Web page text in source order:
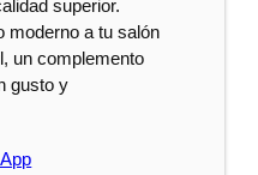
superior.
moderno a tu salón
un complemento
gusto y